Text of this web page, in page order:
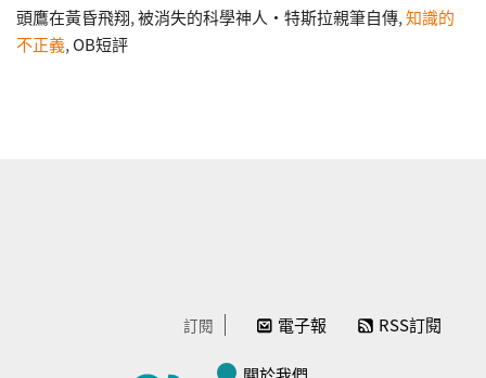
頭鷹在黃昏飛翔,被消失的科學神人‧特斯拉親筆自傳,知識的
不正義, OB短評
訂閱 電子報 RSS訂閱